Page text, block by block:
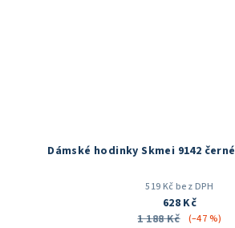
Dámské hodinky Skmei 9142 černé
519 Kč bez DPH
628 Kč
1 188 Kč
(–47 %)